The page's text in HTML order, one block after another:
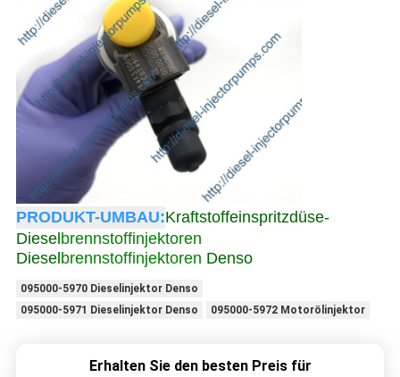
PRODUKT-UMBAU:Kraftstoffeinspritzdüse-
Diesel brennstoffinjektoren
Diesel brennstoffinjektoren Denso
095000-5970 Dieselinjektor Denso
095000-5971 Dieselinjektor Denso
095000-5972 Motorölinjektor
Erhalten Sie den besten Preis für